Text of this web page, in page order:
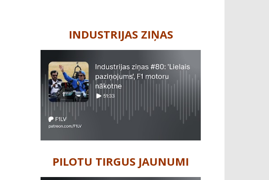
INDUSTRIJAS ZIŅAS
PILOTU TIRGUS JAUNUMI